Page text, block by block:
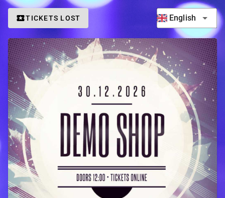
TICKETS LOST English